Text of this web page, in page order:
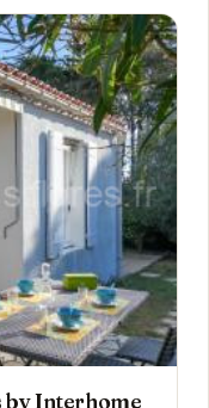
by Interhome